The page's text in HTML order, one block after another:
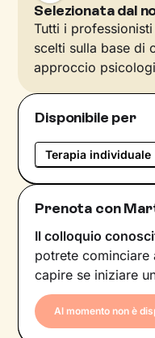
Selezionata dal
Tutti i
scelti sulla base di
approccio
Disponibile per
Terapia individuale
Prenota con
Il colloquio
potrete
capire se iniziare
Al momento non è